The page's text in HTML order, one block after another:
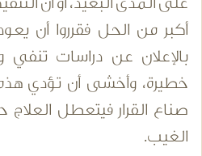
على المدى البعيد، أو أن
أكبر من الحل فقرروا أن
بالإعلان عن دراسات
خطيرة، وأخشى أن تؤدي
صناع القرار فيتعطل
الغيب.